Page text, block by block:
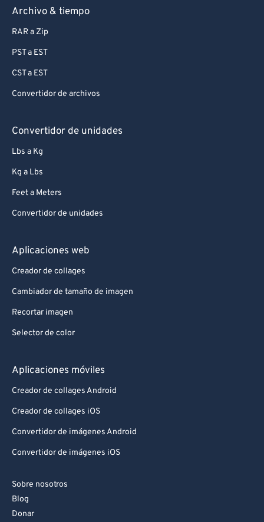
Archivo & tiempo
RAR a Zip
PST a EST
CST a EST
Convertidor de archivos
Convertidor de unidades
Lbs a Kg
Kg a Lbs
Feet a Meters
Convertidor de unidades
Aplicaciones web
Creador de collages
Cambiador de tamaño de imagen
Recortar imagen
Selector de color
Aplicaciones móviles
Creador de collages Android
Creador de collages iOS
Convertidor de imágenes Android
Convertidor de imágenes iOS
Sobre nosotros
Blog
Donar